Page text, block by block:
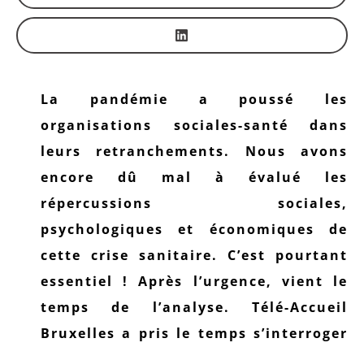
La pandémie a poussé les
organisations sociales-santé dans
leurs retranchements. Nous avons
encore dû mal à évalué les
répercussions sociales,
psychologiques et économiques de
cette crise sanitaire. C’est pourtant
essentiel ! Après l’urgence, vient le
temps de l’analyse. Télé-Accueil
Bruxelles a pris le temps s’interroger